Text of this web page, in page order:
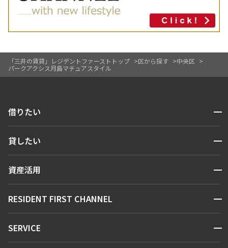
「三井の賃貸」レジデントファーストトップ 区から探す
中央区
パークアクシス月島マチュアスタイル
借りたい 開閉
人気エリアから探す
新着情報から探す
貸したい 開閉
お問い合わせ
資産活用 開閉
お問い合わせ
RESIDENT FIRST CHANNEL 開閉
マンションレポート
SERVICE 開閉